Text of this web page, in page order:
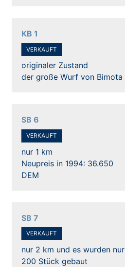
KB 1
VERKAUFT
originaler Zustand
der große Wurf von Bimota
SB 6
VERKAUFT
nur 1 km
Neupreis in 1994: 36.650
DEM
SB 7
VERKAUFT
nur 2 km und es wurden nur
200 Stück gebaut